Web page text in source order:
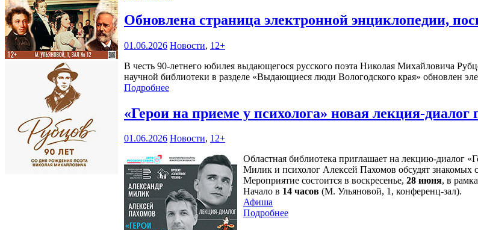
Обновлена страница электронной энциклопедии,
01.06.2026 Новости, 12+
В честь 90-летнего юбилея выдающегося русского поэта Николая Михайловича
научной библиотеки в разделе «Выдающиеся люди Вологодского края» обновлен
Подробнее
«Герои на приеме у психолога» новая лекция-диалог
01.06.2026 Новости, 12+
Областная библиотека приглашает на лекцию-диалог
Милик и психолог Алексей Пахомов обсудят знакомых
Мероприятие состоится в воскресенье, 28 июня, в
Начало в 14 часов (М. Ульяновой, 1, конференц-зал).
Афиша
Подробнее